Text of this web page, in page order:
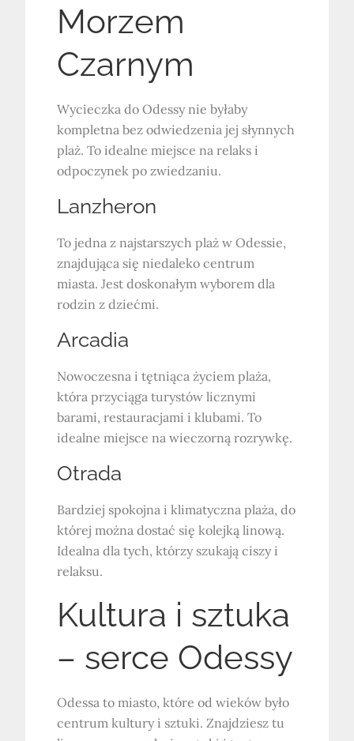
Morzem
Czarnym
Wycieczka do Odessy nie byłaby
kompletna bez odwiedzenia jej słynnych
plaż. To idealne miejsce na relaks i
odpoczynek po zwiedzaniu.
Lanzheron
To jedna z najstarszych plaż w Odessie,
znajdująca się niedaleko centrum
miasta. Jest doskonałym wyborem dla
rodzin z dziećmi.
Arcadia
Nowoczesna i tętniąca życiem plaża,
która przyciąga turystów licznymi
barami, restauracjami i klubami. To
idealne miejsce na wieczorną rozrywkę.
Otrada
Bardziej spokojna i klimatyczna plaża, do
której można dostać się kolejką linową.
Idealna dla tych, którzy szukają ciszy i
relaksu.
Kultura i sztuka
– serce Odessy
Odessa to miasto, które od wieków było
centrum kultury i sztuki. Znajdziesz tu